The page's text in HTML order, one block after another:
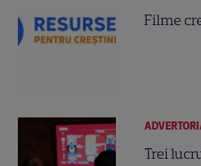
Filme
Trei